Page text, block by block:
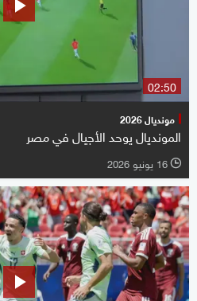
02:50
مونديال 2026
المونديال يوحد الأجيال في مصر
l 16 يونيو 2026